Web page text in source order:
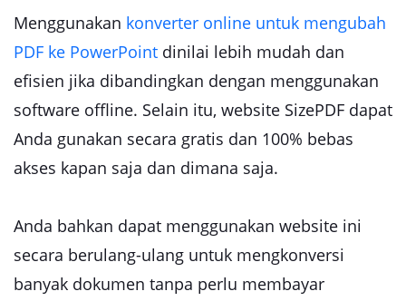
Menggunakan konverter online untuk mengubah
PDF ke PowerPoint dinilai lebih mudah dan
efisien jika dibandingkan dengan menggunakan
software offline. Selain itu, website SizePDF dapat
Anda gunakan secara gratis dan 100% bebas
akses kapan saja dan dimana saja.
Anda bahkan dapat menggunakan website ini
secara berulang-ulang untuk mengkonversi
banyak dokumen tanpa perlu membayar